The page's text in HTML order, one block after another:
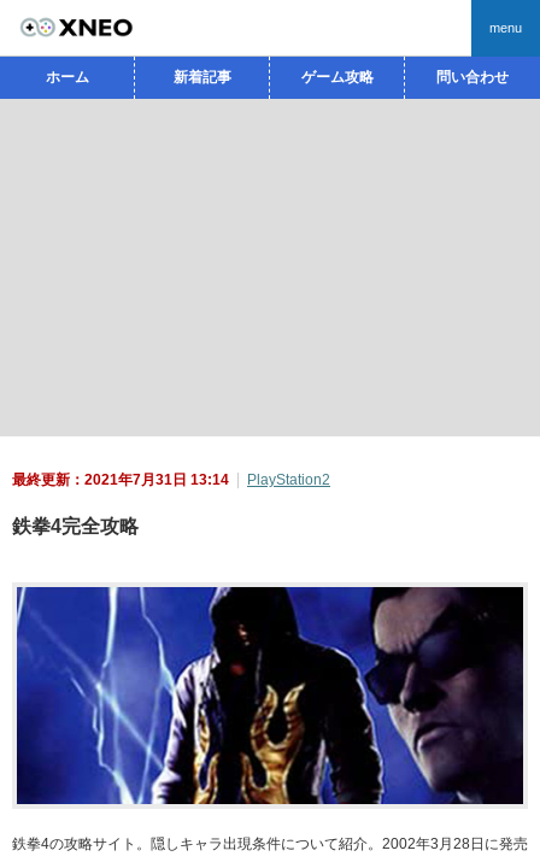
menu
ホーム 新着記事 ゲーム攻略 問い合わせ
最終更新：2021年7月31日 13:14 PlayStation2
鉄拳4完全攻略
鉄拳4の攻略サイト。隠しキャラ出現条件について紹介。2002年3月28日に発売